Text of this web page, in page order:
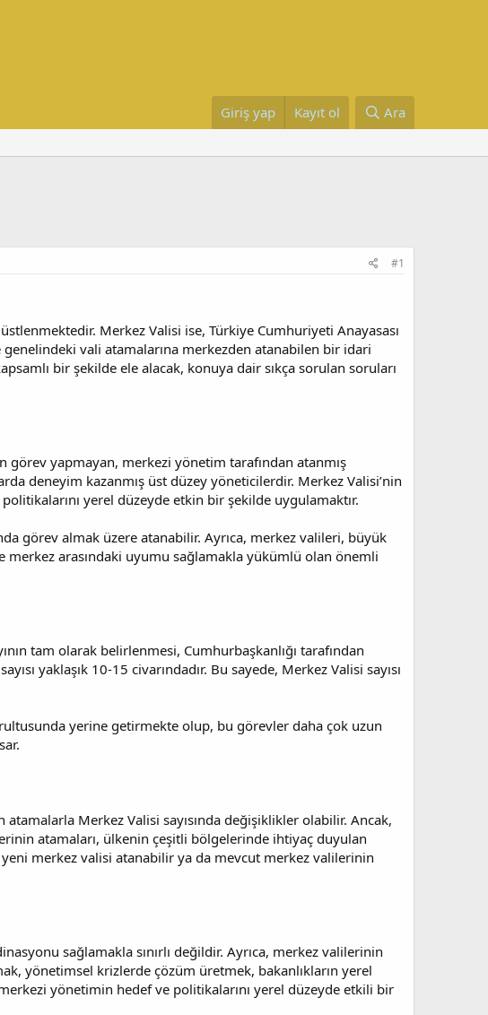
Giriş yap Kayıt ol Ara
#1
Merkez Valisi ise, Türkiye Cumhuriyeti Anayasası
vali atamalarına merkezden atanabilen bir idari
bir şekilde ele alacak, konuya dair sıkça sorulan soruları
yapmayan, merkezi yönetim tarafından atanmış
deneyim kazanmış üst düzey yöneticilerdir. Merkez Valisi’nin
yerel düzeyde etkin bir şekilde uygulamaktır.
görev almak üzere atanabilir. Ayrıca, merkez valileri, büyük
arasındaki uyumu sağlamakla yükümlü olan önemli
tam olarak belirlenmesi, Cumhurbaşkanlığı tarafından
yaklaşık 10-15 civarındadır. Bu sayede, Merkez Valisi sayısı
yerine getirmekte olup, bu görevler daha çok uzun
Merkez Valisi sayısında değişiklikler olabilir. Ancak,
atamaları, ülkenin çeşitli bölgelerinde ihtiyaç duyulan
yeni merkez valisi atanabilir ya da mevcut merkez valilerinin
sağlamakla sınırlı değildir. Ayrıca, merkez valilerinin
yönetimsel krizlerde çözüm üretmek, bakanlıkların yerel
yönetimin hedef ve politikalarını yerel düzeyde etkili bir